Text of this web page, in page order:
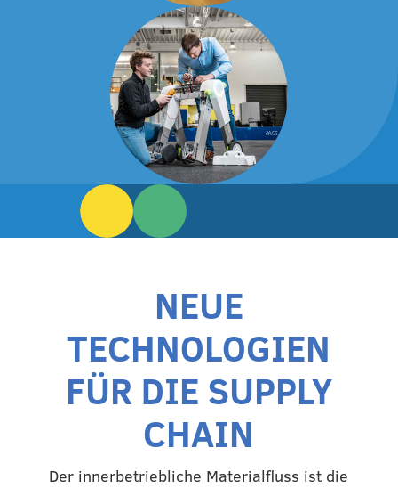
NEUE
TECHNOLOGIEN
FÜR DIE SUPPLY
CHAIN
Der innerbetriebliche Materialfluss ist die